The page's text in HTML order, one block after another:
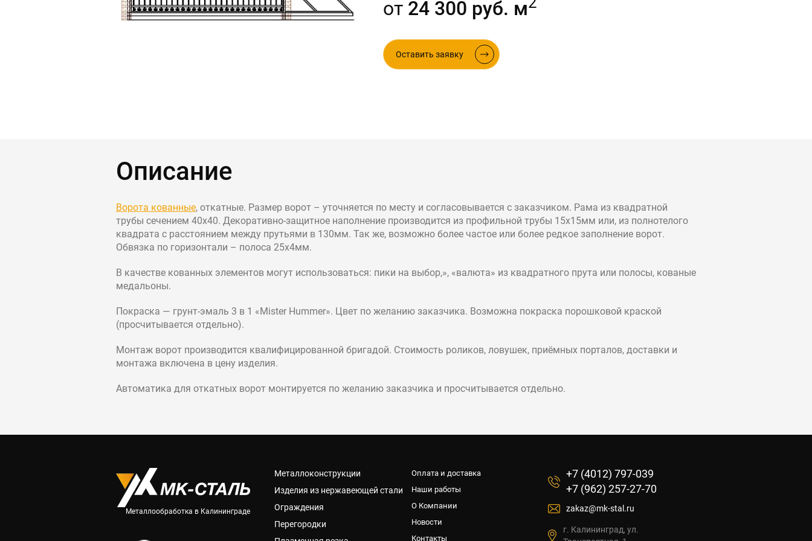
Интерьерные в стиле лофт
от 24 300 руб. м
Оставить заявку
Описание
Ворота кованные, откатные. Размер ворот – уточняется по месту и согласовывается с заказчиком. Рама из квадратной
трубы сечением 40х40. Декоративно-защитное наполнение производится из профильной трубы 15х15мм или, из полнотелого
квадрата с расстоянием между прутьями в 130мм. Так же, возможно более частое или более редкое заполнение ворот.
Обвязка по горизонтали – полоса 25х4мм.
В качестве кованных элементов могут использоваться: пики на выбор,», «валюта» из квадратного прута или полосы, кованые
медальоны.
Покраска — грунт-эмаль 3 в 1 «Mister Hummer». Цвет по желанию заказчика. Возможна покраска порошковой краской
(просчитывается отдельно).
Монтаж ворот производится квалифицированной бригадой. Стоимость роликов, ловушек, приёмных порталов, доставки и
монтажа включена в цену изделия.
Автоматика для откатных ворот монтируется по желанию заказчика и просчитывается отдельно.
Металлообработка в Калининграде
Металлоконструкции
Изделия из нержавеющей стали
Ограждения
Перегородки
Оплата и доставка
Наши работы
О Компании
Новости
Контакты
+7 (4012) 797-039
+7 (962) 257-27-70
zakaz@mk-stal.ru
г. Калининград, ул.